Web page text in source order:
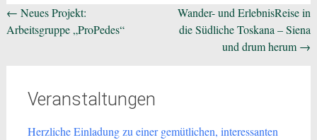
Beitragsnavigation
← Neues Projekt:
Arbeitsgruppe „ProPedes“
Wander- und ErlebnisReise in
die Südliche Toskana – Siena
und drum herum →
Veranstaltungen
Herzliche Einladung zu einer gemütlichen, interessanten